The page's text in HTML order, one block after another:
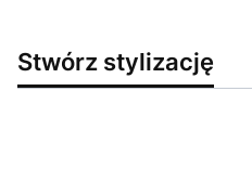
Stwórz stylizację